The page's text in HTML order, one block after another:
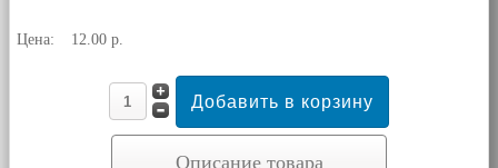
Цена: 12.00 р.
Описание товара